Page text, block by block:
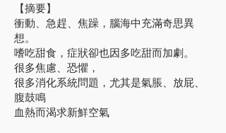
【摘要】
衝動、急趕、焦躁，腦海中充滿奇思異
想。
嗜吃甜食，症狀卻也因多吃甜而加劇。
很多焦慮、恐懼，
很多消化系統問題，尤其是氣脹、放屁、
腹鼓鳴
血熱而渴求新鮮空氣